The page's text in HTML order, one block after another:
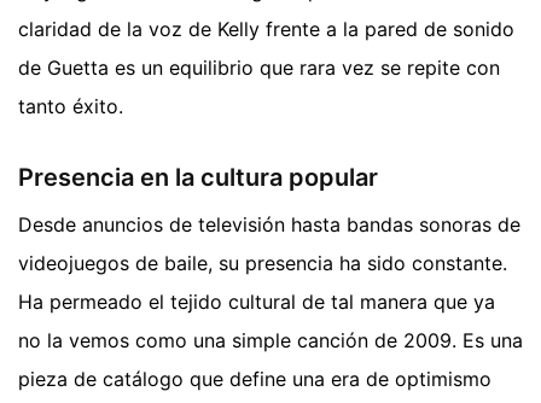
claridad de la voz de Kelly frente a la pared de sonido
de Guetta es un equilibrio que rara vez se repite con
tanto éxito.
Presencia en la cultura popular
Desde anuncios de televisión hasta bandas sonoras de
videojuegos de baile, su presencia ha sido constante.
Ha permeado el tejido cultural de tal manera que ya
no la vemos como una simple canción de 2009. Es una
pieza de catálogo que define una era de optimismo